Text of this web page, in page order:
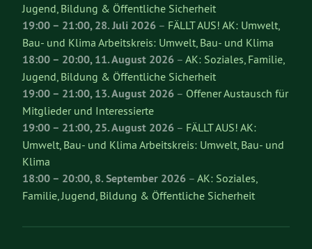
Jugend, Bildung & Öffentliche Sicherheit
19:00– 21:00,28. Juli 2026 – FÄLLT AUS! AK: Umwelt,
Bau- und Klima Arbeitskreis: Umwelt, Bau- und Klima
18:00– 20:00,11. August 2026 – AK: Soziales, Familie,
Jugend, Bildung & Öffentliche Sicherheit
19:00– 21:00,13. August 2026 – Offener Austausch für
Mitglieder und Interessierte
19:00– 21:00,25. August 2026 – FÄLLT AUS! AK:
Umwelt, Bau- und Klima Arbeitskreis: Umwelt, Bau- und
Klima
18:00– 20:00,8. September 2026 – AK: Soziales,
Familie, Jugend, Bildung & Öffentliche Sicherheit